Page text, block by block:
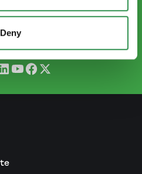
Deny
appuntamento